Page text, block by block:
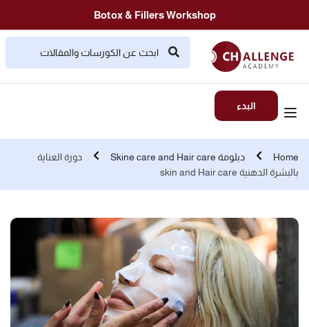
Botox & Fillers Workshop
البدء
Home دبلومة Skine care and Hair care
دورة العناية
بالبشرة الدهنية skin and Hair care